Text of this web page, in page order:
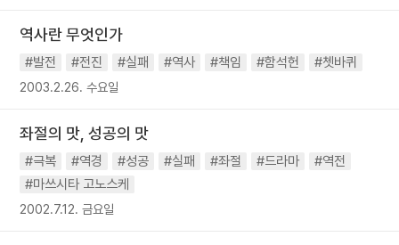
역사란 무엇인가
#발전 #전진 #실패 #역사 #책임 #함석헌 #쳇바퀴
2003.2.26. 수요일
좌절의 맛, 성공의 맛
#극복 #역경 #성공 #실패 #좌절 #드라마
#역전
#마쓰시타 고노스케
2002.7.12. 금요일